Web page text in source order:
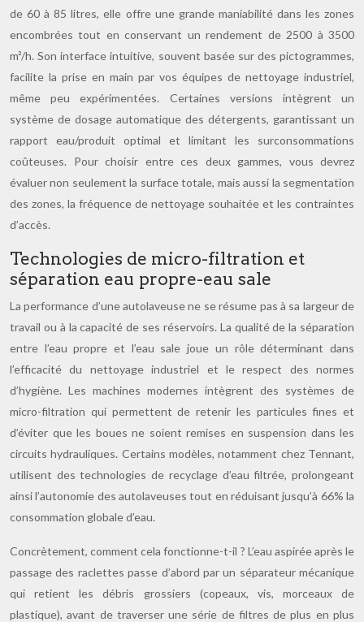
de 60 à 85 litres, elle offre une grande maniabilité dans les zones
encombrées tout en conservant un rendement de 2500 à 3500
m²/h. Son interface intuitive, souvent basée sur des pictogrammes,
facilite la prise en main par vos équipes de nettoyage industriel,
même peu expérimentées. Certaines versions intègrent un
système de dosage automatique des détergents, garantissant un
rapport eau/produit optimal et limitant les surconsommations
coûteuses. Pour choisir entre ces deux gammes, vous devrez
évaluer non seulement la surface totale, mais aussi la segmentation
des zones, la fréquence de nettoyage souhaitée et les contraintes
d’accès.
Technologies de micro-filtration et
séparation eau propre-eau sale
La performance d’une autolaveuse ne se résume pas à sa largeur de
travail ou à la capacité de ses réservoirs. La qualité de la séparation
entre l’eau propre et l’eau sale joue un rôle déterminant dans
l’efficacité du nettoyage industriel et le respect des normes
d’hygiène. Les machines modernes intègrent des systèmes de
micro-filtration qui permettent de retenir les particules fines et
d’éviter que les boues ne soient remises en suspension dans les
circuits hydrauliques. Certains modèles, notamment chez Tennant,
utilisent des technologies de recyclage d’eau filtrée, prolongeant
ainsi l’autonomie des autolaveuses tout en réduisant jusqu’à 66% la
consommation globale d’eau.
Concrètement, comment cela fonctionne-t-il ? L’eau aspirée après le
passage des raclettes passe d’abord par un séparateur mécanique
qui retient les débris grossiers (copeaux, vis, morceaux de
plastique), avant de traverser une série de filtres de plus en plus